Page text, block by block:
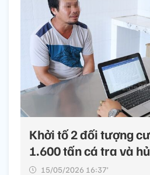
Khởi tố 2 đối tượng
1.600 tấn cá tra và
15/05/2026 16:37’